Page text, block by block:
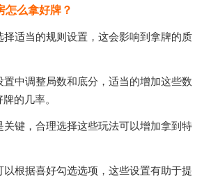
怎么拿好牌？
择适当的规则设置，这会影响到拿牌的质
置中调整局数和底分，适当的增加这些数
的几率。
关键，合理选择这些玩法可以增加拿到特
以根据喜好勾选选项，这些设置有助于提